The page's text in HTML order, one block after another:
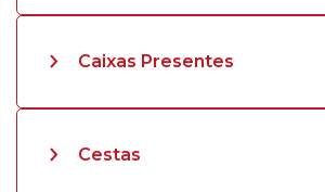
Caixas Presentes
Cestas